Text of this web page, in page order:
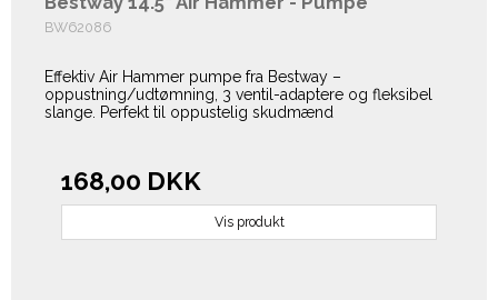
BW62086
Effektiv Air Hammer pumpe fra Bestway –
oppustning/udtømning, 3 ventil-adaptere og fleksibel
slange. Perfekt til oppustelig skudmænd
168,00 DKK
Vis produkt